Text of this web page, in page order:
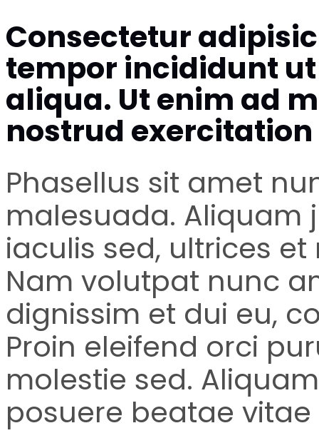
Consectetur
tempor incididunt
aliqua. Ut enim ad
nostrud
Phasellus sit amet
malesuada. Aliquam
iaculis sed, ultrices
Nam volutpat nunc
dignissim et dui eu,
Proin eleifend orci
molestie sed.
posuere beatae